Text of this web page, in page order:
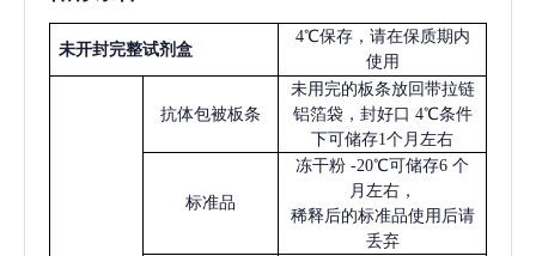
未开封完整试剂盒
4℃保存，请在保质期内
使用
抗体包被板条
未用完的板条放回带拉链
铝箔袋，封好口 4℃条件
下可储存1个月左右
标准品
冻干粉 -20℃可储存6 个
月左右，
稀释后的标准品使用后请
丢弃